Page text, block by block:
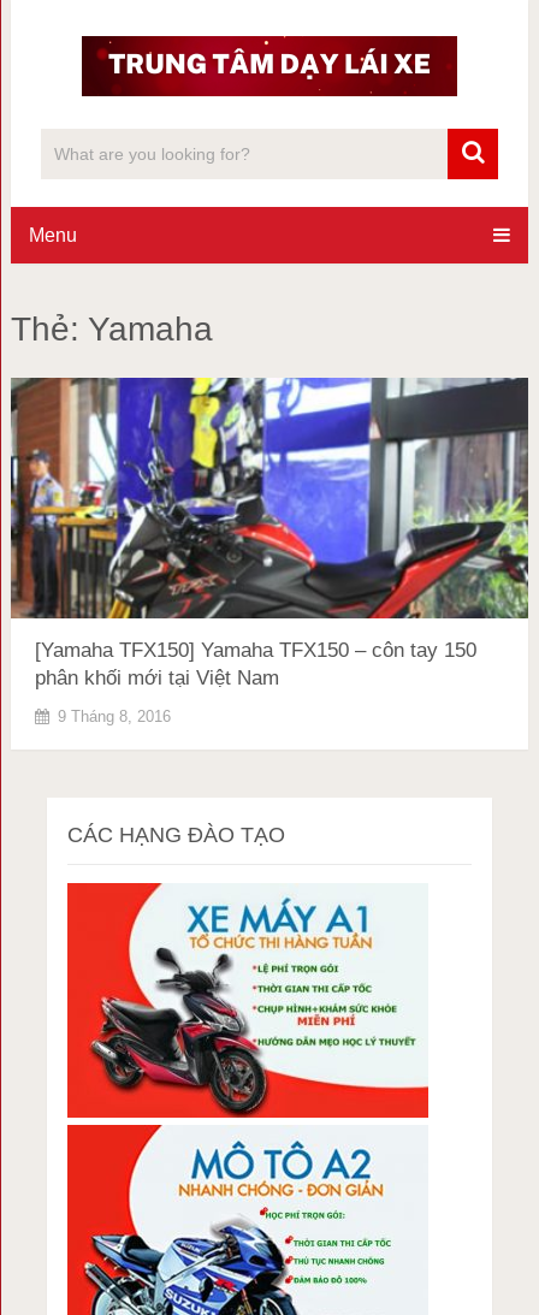
Menu
Thẻ: Yamaha
[Yamaha TFX150] Yamaha TFX150 – côn tay 150
phân khối mới tại Việt Nam
9 Tháng 8, 2016
CÁC HẠNG ĐÀO TẠO